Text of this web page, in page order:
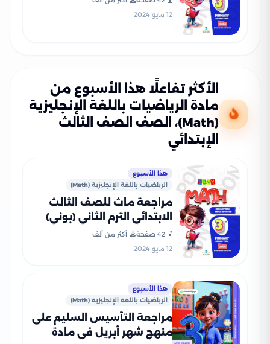
12 مايو 2024
الأكثر تفاعلًا هذا الأسبوع من
مادة الرياضيات باللغة الإنجليزية
(Math)، الصف الصف الثالث
الإبتدائي
هذا الأسبوع
الرياضيات باللغة الإنجليزية (Math)
مراجعة ماث للصف الثالث
الابتدائي الترم الثاني (بوني)
PDF بالاجابات
42 صفحة
أكثر من ألف
12 مايو 2024
هذا الأسبوع
الرياضيات باللغة الإنجليزية (Math)
مراجعة التأسيس السليم على
منهج شهر أبريل في مادة